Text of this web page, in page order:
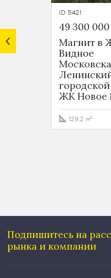
ID 5421
49 300
Магнит в
Видное
ЖК Новое
129.2 м²
Подпишитесь на
рынка и компании